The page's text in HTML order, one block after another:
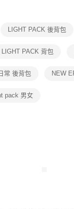
先享後付 」之結帳頁面
欲退款等相關疑問，請聯
限公司提供之「AFTEE先
公司。
徵得法定代理人或監護人之
」時，將依據個別帳號之
LIGHT PACK 後背包
LIGHT PACK 背包
常 後背包 NEW
pack 男女